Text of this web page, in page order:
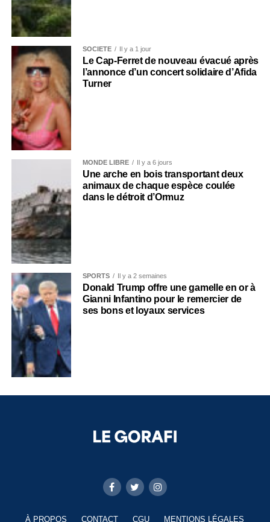
SOCIÉTÉ Il y a 1 jour
Le Cap-Ferret de nouveau évacué après
l’annonce d’un concert solidaire d’Afida
Turner
MONDE LIBRE Il y a 6 jours
Une arche en bois transportant deux
animaux de chaque espèce coulée
dans le détroit d’Ormuz
SPORTS Il y a 2 semaines
Donald Trump offre une gamelle en or à
Gianni Infantino pour le remercier de
ses bons et loyaux services
À PROPOS CONTACT CGU MENTIONS LÉGALES